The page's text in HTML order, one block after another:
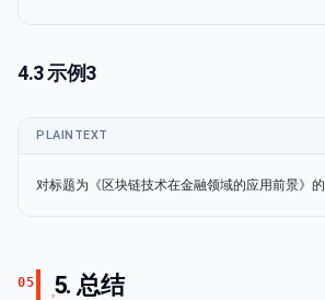
4.3 示例3
PLAINTEXT
对标题为《区块链技术在金融领域的应用前景》
05 5. 总结